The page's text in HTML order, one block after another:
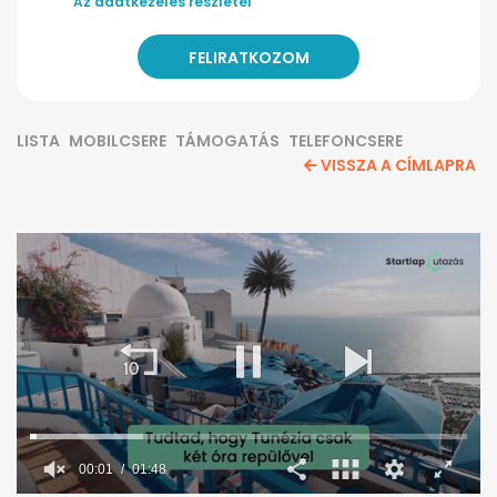
LISTA MOBILCSERE TÁMOGATÁS TELEFONCSERE
VISSZA A CÍMLAPRA